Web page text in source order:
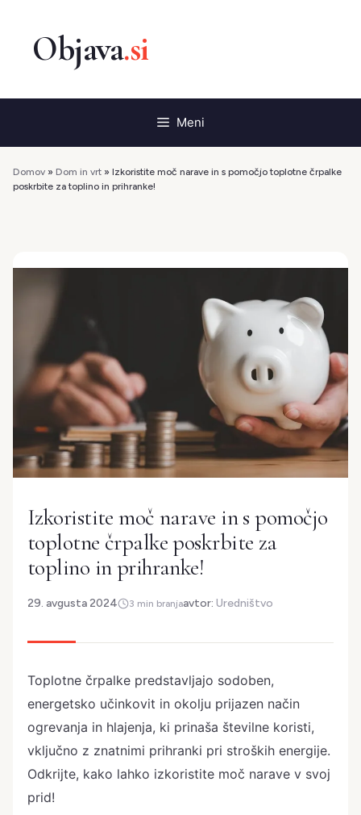
vsebino
Meni
Domov » Dom in vrt » Izkoristite moč narave in s pomočjo toplotne črpalke
poskrbite za toplino in prihranke!
Izkoristite moč narave in s pomočjo
toplotne črpalke poskrbite za
toplino in prihranke!
29. avgusta 2024 3 min branjaavtor: Uredništvo
Toplotne črpalke predstavljajo sodoben,
energetsko učinkovit in okolju prijazen način
ogrevanja in hlajenja, ki prinaša številne koristi,
vključno z znatnimi prihranki pri stroških energije.
Odkrijte, kako lahko izkoristite moč narave v svoj
prid!